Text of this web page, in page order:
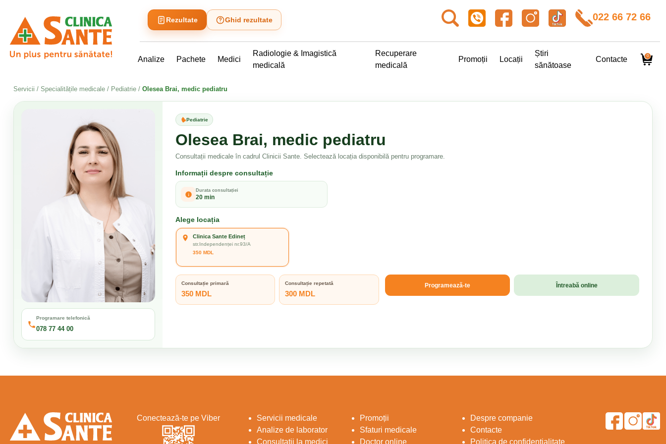
Rezultate Ghid rezultate 022 66 72 66
Analize Pachete Medici
Radiologie & Imagistică
medicală
Recuperare
medicală
Promoții Locații
Știri
sănătoase
Contacte 0
Servicii / Specialitățile medicale / Pediatrie / Olesea Brai, medic pediatru
Programare telefonică
078 77 44 00
Pediatrie
Olesea Brai, medic pediatru
Consultații medicale în cadrul Clinicii Sante. Selectează locația disponibilă pentru programare.
Informații despre consultație
Durata consultației
20 min
Alege locația
Clinica Sante Edineț
str.Independenței nr.93/A
350 MDL
Consultație primară
350 MDL
Consultație repetată
300 MDL
Programează-te Întreabă online
Conectează-te pe Viber
Servicii medicale
Analize de laborator
Consultații la medici
Promoții
Sfaturi medicale
Doctor online
Despre companie
Contacte
Politica de confidențialitate